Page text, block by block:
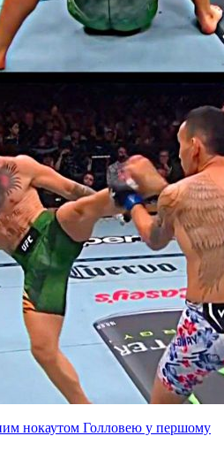
нокаутом Голловею у першому